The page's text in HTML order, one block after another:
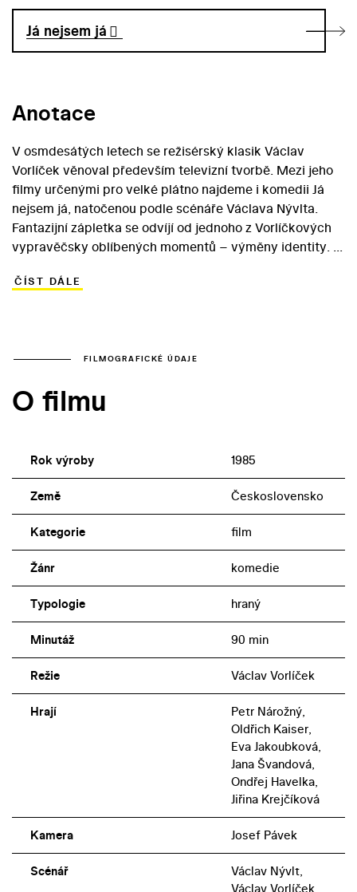
Já nejsem já
Anotace
V osmdesátých letech se režisérský klasik Václav
Vorlíček věnoval především televizní tvorbě. Mezi jeho
filmy určenými pro velké plátno najdeme i komedii Já
nejsem já, natočenou podle scénáře Václava Nývlta.
Fantazijní zápletka se odvíjí od jednoho z Vorlíčkových
vypravěčsky oblíbených momentů – výměny identity. V
úplňkové noci ocitne osobnost sňatkového podvodníka
nakonec jen sňatek nerozhodného Záruby… Snímek je
a Oldřicha Kaisera do hlavních rolí. Partnerky obou
dračice Drahuše).
ČÍST DÁLE
FILMOGRAFICKÉ ÚDAJE
O filmu
Rok výroby 1985
Země Československo
Kategorie film
Žánr komedie
Typologie hraný
Minutáž 90 min
Režie Václav Vorlíček
Hrají
Petr Nárožný,
Oldřich Kaiser,
Eva Jakoubková,
Jana Švandová,
Ondřej Havelka,
Jiřina Krejčíková
Kamera Josef Pávek
Scénář
Václav Nývlt,